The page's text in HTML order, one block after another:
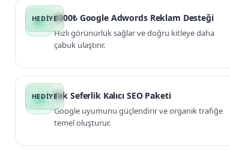
campaign 3000₺ Google Adwords Reklam Desteği
Hızlı görünürlük sağlar ve doğru kitleye daha
çabuk ulaştırır.
manage_search Tek Seferlik Kalıcı SEO Paketi
Google uyumunu güçlendirir ve organik trafiğe
temel oluşturur.